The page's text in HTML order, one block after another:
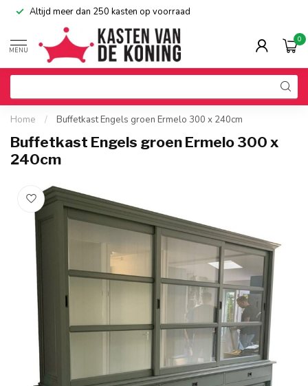
Altijd meer dan 250 kasten op voorraad
MENU
0
Home / Buffetkast Engels groen Ermelo 300 x 240cm
Buffetkast Engels groen Ermelo 300 x
240cm